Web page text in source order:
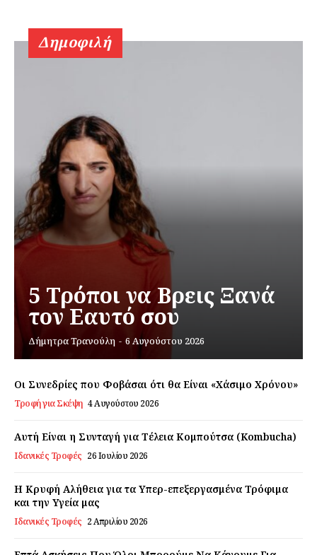
Εγγραφείτε τώρα!
Daily Food
Σχετικά με εμάς
Ο λογαριασμός μου
Επικοινωνία
Δημοφιλή
5 Τρόποι να Βρεις Ξανά
τον Εαυτό σου
Δήμητρα Τρανούλη - 6 Αυγούστου 2026
Οι Συνεδρίες που Φοβάσαι ότι θα Είναι «Χάσιμο Χρόνου»
Τροφή για Σκέψη 4 Αυγούστου 2026
Αυτή Είναι η Συνταγή για Τέλεια Κομπούτσα (Kombucha)
Ιδανικές Τροφές 26 Ιουλίου 2026
Η Κρυφή Αλήθεια για τα Υπερ-επεξεργασμένα Τρόφιμα
και την Υγεία μας
Ιδανικές Τροφές 2 Απριλίου 2026